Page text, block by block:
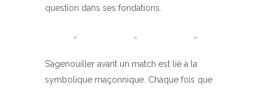
question dans ses fondations.
S’agenouiller avant un match est lié à la
symbolique maçonnique. Chaque fois que